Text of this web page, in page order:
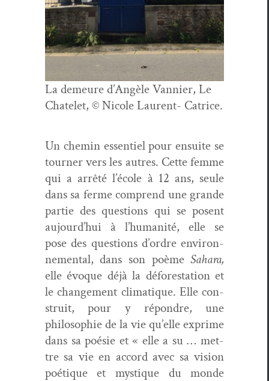
La demeure d’Angèle Van­nier, Le
Chatelet, © Nicole Lau­rent- Catrice.
Un chemin essen­tiel pour ensuite se
tourn­er vers les autres. Cette femme
qui a arrêté l’école à 12 ans, seule
dans sa ferme com­prend une grande
par­tie des ques­tions qui se posent
aujourd’hui à l’humanité, elle se
pose des ques­tions d’ordre envi­ron­
nemen­tal, dans son poème Sahara,
elle évoque déjà la déforesta­tion et
le change­ment cli­ma­tique. Elle con­
stru­it, pour y répon­dre, une
philoso­phie de la vie qu’elle exprime
dans sa poésie et « elle a su … met­
tre sa vie en accord avec sa vision
poé­tique et mys­tique du monde